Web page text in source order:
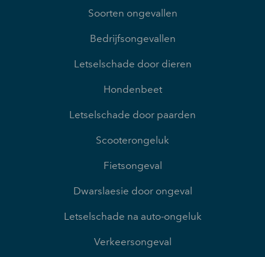
Soorten ongevallen
Bedrijfsongevallen
Letselschade door dieren
Hondenbeet
Letselschade door paarden
Scooterongeluk
Fietsongeval
Dwarslaesie door ongeval
Letselschade na auto-ongeluk
Verkeersongeval